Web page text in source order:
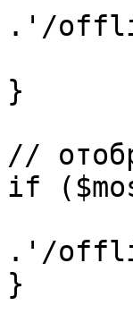
.'/
}
//
if
.'/
}